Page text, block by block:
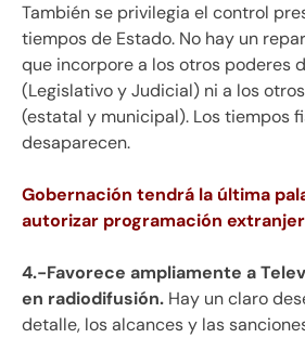
También se privilegia el control
tiempos de Estado. No hay un
que incorpore a los otros poderes
(Legislativo y Judicial) ni a los
(estatal y municipal). Los tiempos
desaparecen.
Gobernación tendrá la última
autorizar programación
4.-Favorece ampliamente a
en radiodifusión. Hay un claro
detalle, los alcances y las